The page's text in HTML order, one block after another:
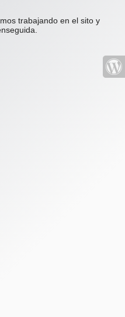
trabajando en el sito y